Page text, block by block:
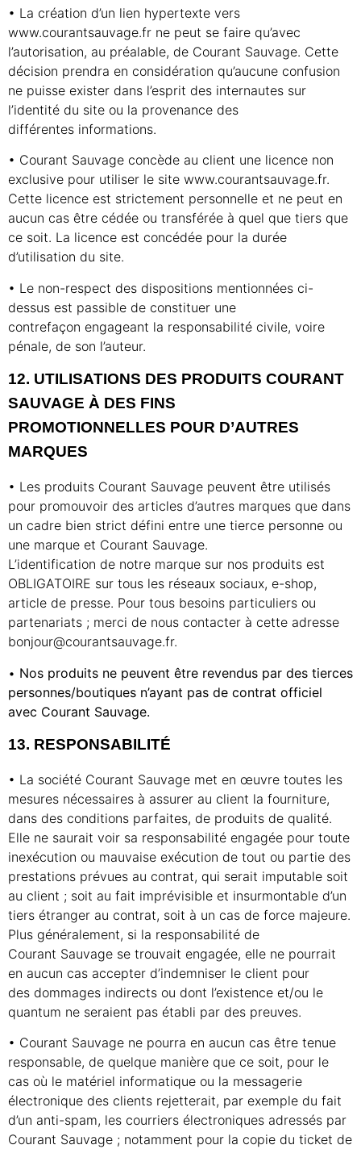
• La création d’un lien hypertexte vers
www.courantsauvage.fr ne peut se faire qu’avec
l’autorisation, au préalable, de Courant Sauvage. Cette
décision prendra en considération qu’aucune confusion
ne puisse exister dans l’esprit des internautes sur
l’identité du site ou la provenance des
différentes informations.
• Courant Sauvage concède au client une licence non
exclusive pour utiliser le site www.courantsauvage.fr.
Cette licence est strictement personnelle et ne peut en
aucun cas être cédée ou transférée à quel que tiers que
ce soit. La licence est concédée pour la durée
d’utilisation du site.
• Le non-respect des dispositions mentionnées ci-
dessus est passible de constituer une
contrefaçon engageant la responsabilité civile, voire
pénale, de son l’auteur.
12. UTILISATIONS DES PRODUITS COURANT
SAUVAGE À DES FINS
PROMOTIONNELLES POUR D’AUTRES
MARQUES
• Les produits Courant Sauvage peuvent être utilisés
pour promouvoir des articles d’autres marques que dans
un cadre bien strict défini entre une tierce personne ou
une marque et Courant Sauvage.
L’identification de notre marque sur nos produits est
OBLIGATOIRE sur tous les réseaux sociaux, e-shop,
article de presse. Pour tous besoins particuliers ou
partenariats ; merci de nous contacter à cette adresse
bonjour@courantsauvage.fr.
• Nos produits ne peuvent être revendus par des tierces
personnes/boutiques n’ayant pas de contrat officiel
avec Courant Sauvage.
13. RESPONSABILITÉ
• La société Courant Sauvage met en œuvre toutes les
mesures nécessaires à assurer au client la fourniture,
dans des conditions parfaites, de produits de qualité.
Elle ne saurait voir sa responsabilité engagée pour toute
inexécution ou mauvaise exécution de tout ou partie des
prestations prévues au contrat, qui serait imputable soit
au client ; soit au fait imprévisible et insurmontable d’un
tiers étranger au contrat, soit à un cas de force majeure.
Plus généralement, si la responsabilité de
Courant Sauvage se trouvait engagée, elle ne pourrait
en aucun cas accepter d’indemniser le client pour
des dommages indirects ou dont l’existence et/ou le
quantum ne seraient pas établi par des preuves.
• Courant Sauvage ne pourra en aucun cas être tenue
responsable, de quelque manière que ce soit, pour le
cas où le matériel informatique ou la messagerie
électronique des clients rejetterait, par exemple du fait
d’un anti-spam, les courriers électroniques adressés par
Courant Sauvage ; notamment pour la copie du ticket de